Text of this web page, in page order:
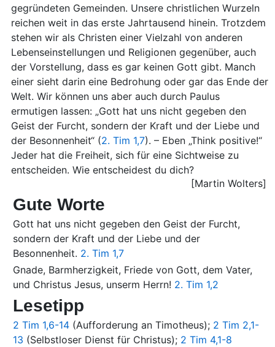
gegründeten Gemeinden. Unsere christlichen Wurzeln
reichen weit in das erste Jahrtausend hinein. Trotzdem
stehen wir als Christen einer Vielzahl von anderen
Lebenseinstellungen und Religionen gegenüber, auch
der Vorstellung, dass es gar keinen Gott gibt. Manch
einer sieht darin eine Bedrohung oder gar das Ende der
Welt. Wir können uns aber auch durch Paulus
ermutigen lassen: „Gott hat uns nicht gegeben den
Geist der Furcht, sondern der Kraft und der Liebe und
der Besonnenheit“ (2. Tim 1,7). – Eben „Think positive!“
Jeder hat die Freiheit, sich für eine Sichtweise zu
entscheiden. Wie entscheidest du dich?
[Martin Wolters]
Gute Worte
Gott hat uns nicht gegeben den Geist der Furcht,
sondern der Kraft und der Liebe und der
Besonnenheit. 2. Tim 1,7
Gnade, Barmherzigkeit, Friede von Gott, dem Vater,
und Christus Jesus, unserm Herrn! 2. Tim 1,2
Lesetipp
2 Tim 1,6-14 (Aufforderung an Timotheus); 2 Tim 2,1-
13 (Selbstloser Dienst für Christus); 2 Tim 4,1-8